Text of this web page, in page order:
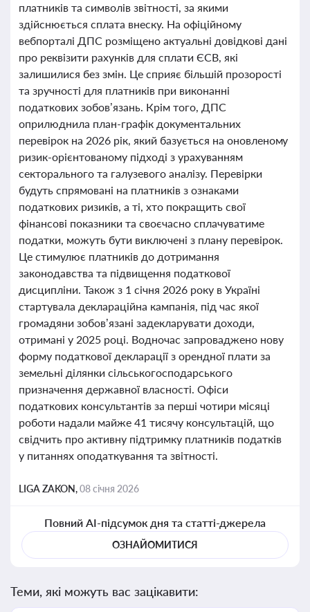
платників та символів звітності, за якими
здійснюється сплата внеску. На офіційному
вебпорталі ДПС розміщено актуальні довідкові дані
про реквізити рахунків для сплати ЄСВ, які
залишилися без змін. Це сприяє більшій прозорості
та зручності для платників при виконанні
податкових зобов’язань. Крім того, ДПС
оприлюднила план-графік документальних
перевірок на 2026 рік, який базується на оновленому
ризик-орієнтованому підході з урахуванням
секторального та галузевого аналізу. Перевірки
будуть спрямовані на платників з ознаками
податкових ризиків, а ті, хто покращить свої
фінансові показники та своєчасно сплачуватиме
податки, можуть бути виключені з плану перевірок.
Це стимулює платників до дотримання
законодавства та підвищення податкової
дисципліни. Також з 1 січня 2026 року в Україні
стартувала деклараційна кампанія, під час якої
громадяни зобов’язані задекларувати доходи,
отримані у 2025 році. Водночас запроваджено нову
форму податкової декларації з орендної плати за
земельні ділянки сільськогосподарського
призначення державної власності. Офіси
податкових консультантів за перші чотири місяці
роботи надали майже 41 тисячу консультацій, що
свідчить про активну підтримку платників податків
у питаннях оподаткування та звітності.
LIGA ZAKON,08 січня 2026
Повний AI-підсумок дня та статті-джерела
ОЗНАЙОМИТИСЯ
Теми, які можуть вас зацікавити: